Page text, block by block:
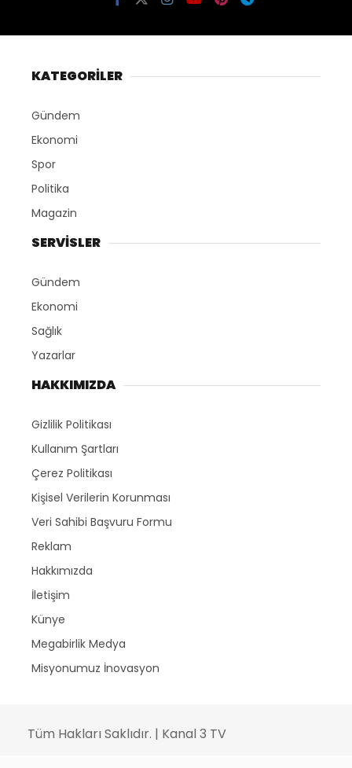
KATEGORİLER
Gündem
Ekonomi
Spor
Politika
Magazin
SERVİSLER
Gündem
Ekonomi
Sağlık
Yazarlar
HAKKIMIZDA
Gizlilik Politikası
Kullanım Şartları
Çerez Politikası
Kişisel Verilerin Korunması
Veri Sahibi Başvuru Formu
Reklam
Hakkımızda
İletişim
Künye
Megabirlik Medya
Misyonumuz İnovasyon
Tüm Hakları Saklıdır. | Kanal 3 TV